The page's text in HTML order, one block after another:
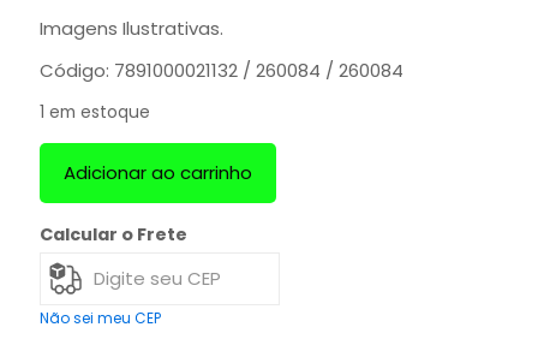
Imagens Ilustrativas.
Código: 7891000021132 / 260084 / 260084
1 em estoque
Adicionar ao carrinho
Calcular o Frete
Não sei meu CEP